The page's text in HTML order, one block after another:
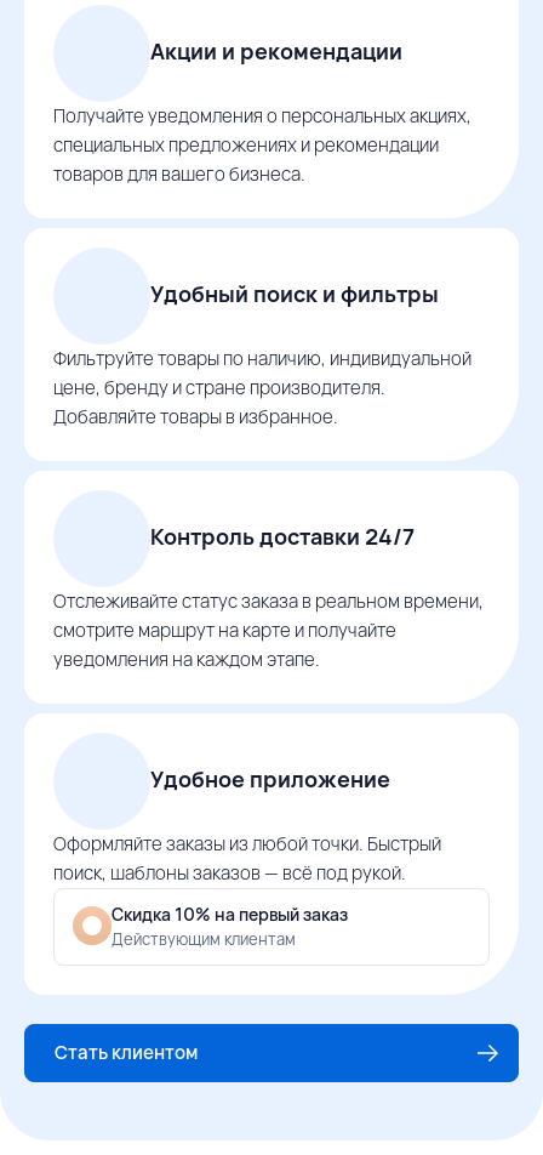
Акции и рекомендации
Получайте уведомления о персональных акциях,
специальных предложениях и рекомендации
товаров для вашего бизнеса.
Удобный поиск и фильтры
Фильтруйте товары по наличию, индивидуальной
цене, бренду и стране производителя.
Добавляйте товары в избранное.
Контроль доставки 24/7
Отслеживайте статус заказа в реальном времени,
смотрите маршрут на карте и получайте
уведомления на каждом этапе.
Удобное приложение
Оформляйте заказы из любой точки. Быстрый
поиск, шаблоны заказов — всё под рукой.
Скидка 10% на первый заказ
Действующим клиентам
Стать клиентом